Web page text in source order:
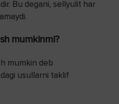
Bu degani, sellyulit har
mumkinmi?
mumkin deb
usullarni taklif